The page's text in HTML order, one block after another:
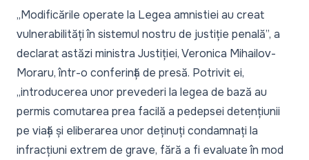
„Modificările operate la Legea amnistiei au creat
vulnerabilități în sistemul nostru de justiție penală”, a
declarat astăzi ministra Justiției, Veronica Mihailov-
Moraru, într-o conferință de presă. Potrivit ei,
„introducerea unor prevederi la legea de bază au
permis comutarea prea facilă a pedepsei detențiunii
pe viață și eliberarea unor deținuți condamnați la
infracțiuni extrem de grave, fără a fi evaluate în mod